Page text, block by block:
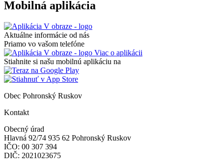
Mobilná aplikácia
Aktuálne informácie od nás
Priamo vo vašom telefóne
Viac o aplikácii
Stiahnite si našu mobilnú aplikáciu na
Obec Pohronský Ruskov
Kontakt
Obecný úrad
Hlavná 92/74 935 62 Pohronský Ruskov
IČO: 00 307 394
DIČ: 2021023675